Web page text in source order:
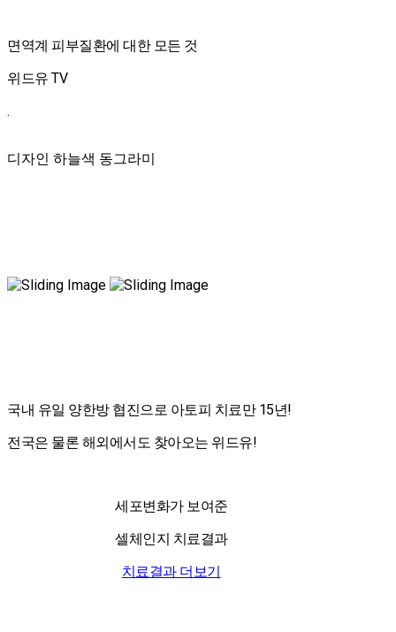
면역계 피부질환에 대한 모든 것
위드유 TV
.
디자인 하늘색 동그라미
국내 유일 양한방 협진으로 아토피 치료만 15년!
전국은 물론 해외에서도 찾아오는 위드유!
세포변화가 보여준
셀체인지 치료결과
치료결과 더보기